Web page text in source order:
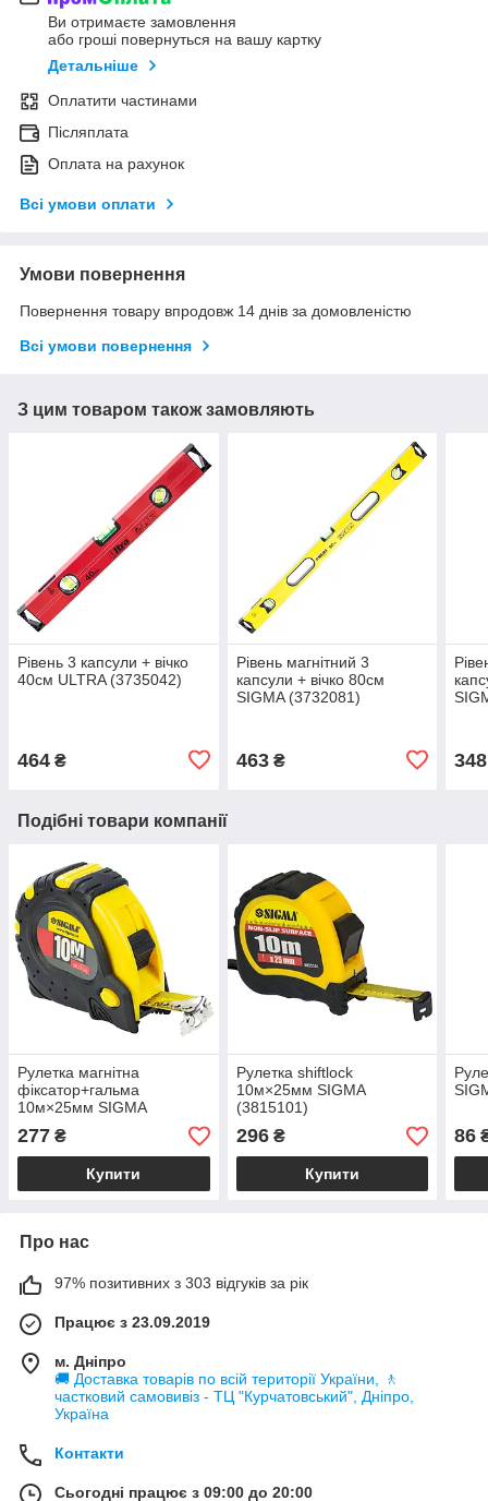
Ви отримаєте замовлення
або гроші повернуться на вашу картку
Детальніше
Оплатити частинами
Післяплата
Оплата на рахунок
Всі умови оплати
Умови повернення
Повернення товару впродовж 14 днів за домовленістю
Всі умови повернення
З цим товаром також замовляють
Рівень 3 капсули + вічко
40см ULTRA (3735042)
464 ₴
Рівень магнітний 3
капсули + вічко 80см
SIGMA (3732081)
463₴ 348
Подібні товари компанії
Рулетка магнітна
фіксатор+гальма
10м×25мм SIGMA
(3823101)
277 ₴
Купити
Рулетка shiftlock
10м×25мм SIGMA
(3815101)
296₴
Купити
86
Про нас
97% позитивних з 303 відгуків за рік
Працює з 23.09.2019
м. Дніпро
🚚 Доставка товарів по всій території України, 🚶
частковий самовивіз - ТЦ "Курчатовський", Дніпро,
Україна
Контакти
Сьогодні працює з 09:00 до 20:00